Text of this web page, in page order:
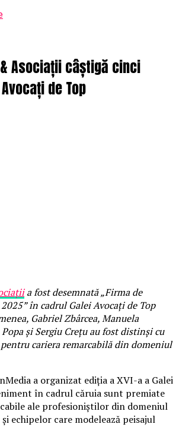
Asociații câștigă cinci
de Top
a fost desemnată „Firma de
în cadrul Galei Avocați de Top
Gabriel Zbârcea, Manuela
și Sergiu Crețu au fost distinși cu
cariera remarcabilă din domeniul
a organizat ediția a XVI-a a Galei
în cadrul căruia sunt premiate
ale profesioniștilor din domeniul
echipelor care modelează peisajul